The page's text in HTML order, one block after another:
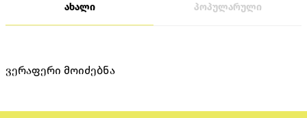
ახალი პოპულარული
ვერაფერი მოიძებნა